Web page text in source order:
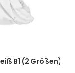
B1 (2 Größen)